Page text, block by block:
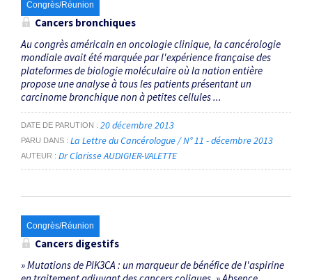
Congrès/Réunion
Cancers bronchiques
Au congrès américain en oncologie clinique, la cancérologie
mondiale avait été marquée par l'expérience française des
plateformes de biologie moléculaire où la nation entière
propose une analyse à tous les patients présentant un
carcinome bronchique non à petites cellules ...
DATE DE PARUTION 20 décembre 2013
PARU DANS La Lettre du Cancérologue / N° 11 - décembre 2013
AUTEUR Dr Clarisse AUDIGIER-VALETTE
Congrès/Réunion
Cancers digestifs
» Mutations de PIK3CA : un marqueur de bénéfice de l'aspirine